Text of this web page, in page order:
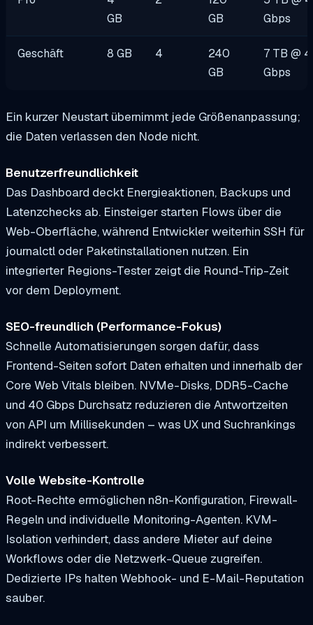
GB
GB
Gbps
Geschäft 8 GB 4
240
GB
7 TB @
Gbps
Ein kurzer Neustart übernimmt jede Größenanpassung;
die Daten verlassen den Node nicht.
Benutzerfreundlichkeit
Das Dashboard deckt Energieaktionen, Backups und
Latenzchecks ab. Einsteiger starten Flows über die
Web-Oberfläche, während Entwickler weiterhin SSH für
journalctl oder Paketinstallationen nutzen. Ein
integrierter Regions-Tester zeigt die Round-Trip-Zeit
vor dem Deployment.
SEO-freundlich (Performance-Fokus)
Schnelle Automatisierungen sorgen dafür, dass
Frontend-Seiten sofort Daten erhalten und innerhalb der
Core Web Vitals bleiben. NVMe-Disks, DDR5-Cache
und 40 Gbps Durchsatz reduzieren die Antwortzeiten
von API um Millisekunden – was UX und Suchrankings
indirekt verbessert.
Volle Website-Kontrolle
Root-Rechte ermöglichen n8n-Konfiguration, Firewall-
Regeln und individuelle Monitoring-Agenten. KVM-
Isolation verhindert, dass andere Mieter auf deine
Workflows oder die Netzwerk-Queue zugreifen.
Dedizierte IPs halten Webhook- und E-Mail-Reputation
sauber.